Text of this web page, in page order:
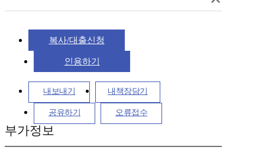
복사/대출신청
인용하기
내보내기 내책장담기
공유하기 오류접수
부가정보